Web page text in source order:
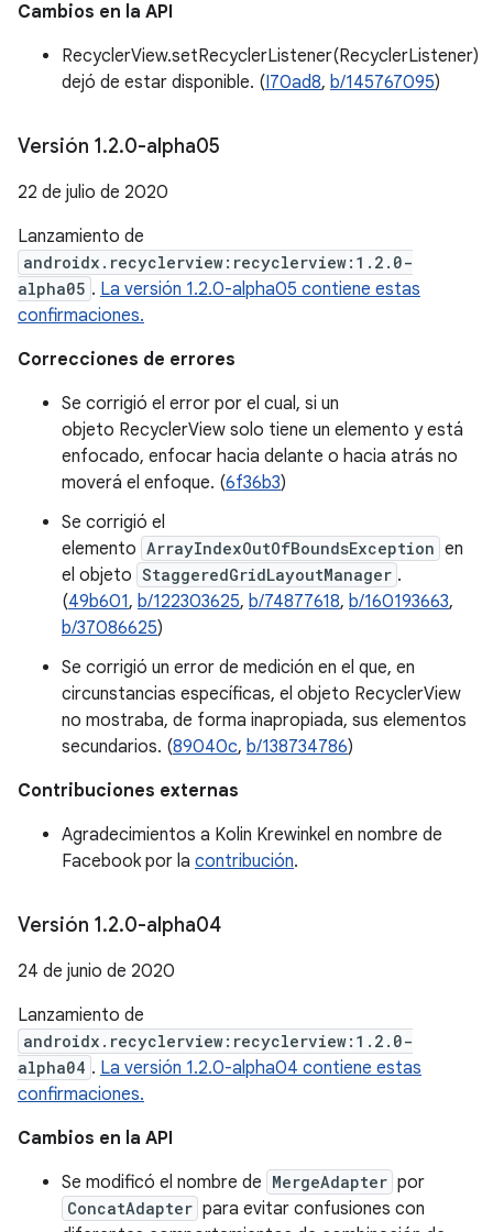
Cambios en la API
RecyclerView.setRecyclerListener(RecyclerListener)
dejó de estar disponible. (I70ad8, b/145767095)
Versión 1.2.0-alpha05
22 de julio de 2020
Lanzamiento de
androidx.recyclerview:recyclerview:1.2.0-
alpha05 . La versión 1.2.0-alpha05 contiene estas
confirmaciones.
Correcciones de errores
Se corrigió el error por el cual, si un
objeto RecyclerView solo tiene un elemento y está
enfocado, enfocar hacia delante o hacia atrás no
moverá el enfoque. (6f36b3)
Se corrigió el
elemento ArrayIndexOutOfBoundsException en
el objeto StaggeredGridLayoutManager .
(49b601, b/122303625, b/74877618, b/160193663,
b/37086625)
Se corrigió un error de medición en el que, en
circunstancias específicas, el objeto RecyclerView
no mostraba, de forma inapropiada, sus elementos
secundarios. (89040c, b/138734786)
Contribuciones externas
Agradecimientos a Kolin Krewinkel en nombre de
Facebook por la contribución.
Versión 1.2.0-alpha04
24 de junio de 2020
Lanzamiento de
androidx.recyclerview:recyclerview:1.2.0-
alpha04 . La versión 1.2.0-alpha04 contiene estas
confirmaciones.
Cambios en la API
Se modificó el nombre de MergeAdapter por
ConcatAdapter para evitar confusiones con